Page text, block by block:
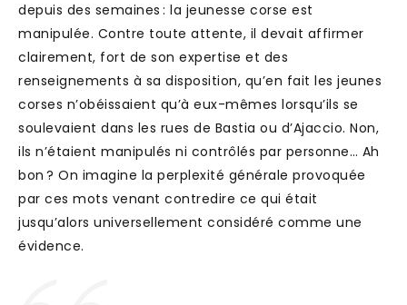
depuis des semaines : la jeunesse corse est
manipulée. Contre toute attente, il devait affirmer
clairement, fort de son expertise et des
renseignements à sa disposition, qu’en fait les jeunes
corses n’obéissaient qu’à eux-mêmes lorsqu’ils se
soulevaient dans les rues de Bastia ou d’Ajaccio. Non,
ils n’étaient manipulés ni contrôlés par personne… Ah
bon ? On imagine la perplexité générale provoquée
par ces mots venant contredire ce qui était
jusqu’alors universellement considéré comme une
évidence.